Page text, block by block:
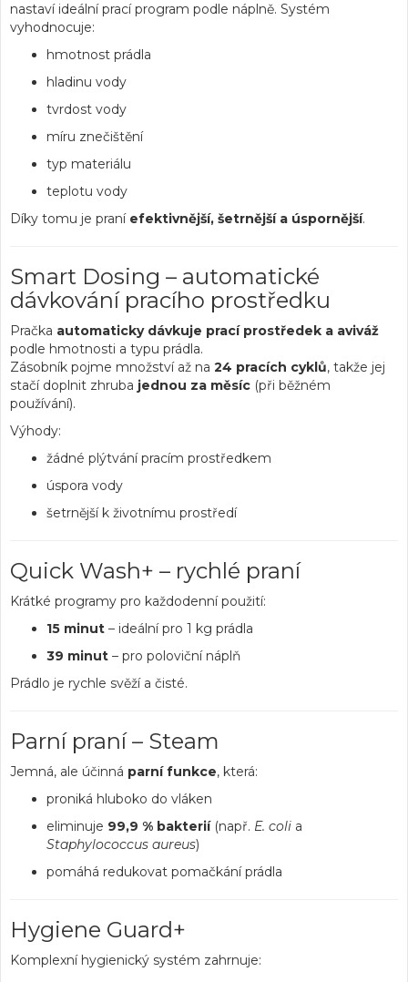
nastaví ideální prací program podle náplně. Systém
vyhodnocuje:
hmotnost prádla
hladinu vody
tvrdost vody
míru znečištění
typ materiálu
teplotu vody
Díky tomu je praní efektivnější, šetrnější a úspornější.
Smart Dosing – automatické
dávkování pracího prostředku
Pračka automaticky dávkuje prací prostředek a aviváž
podle hmotnosti a typu prádla.
Zásobník pojme množství až na 24 pracích cyklů, takže jej
stačí doplnit zhruba jednou za měsíc (při běžném
používání).
Výhody:
žádné plýtvání pracím prostředkem
úspora vody
šetrnější k životnímu prostředí
Quick Wash+ – rychlé praní
Krátké programy pro každodenní použití:
15 minut – ideální pro 1 kg prádla
39 minut – pro poloviční náplň
Prádlo je rychle svěží a čisté.
Parní praní – Steam
Jemná, ale účinná parní funkce, která:
proniká hluboko do vláken
eliminuje 99,9 % bakterií(např. E. coli a
Staphylococcus aureus)
pomáhá redukovat pomačkání prádla
Hygiene Guard+
Komplexní hygienický systém zahrnuje: